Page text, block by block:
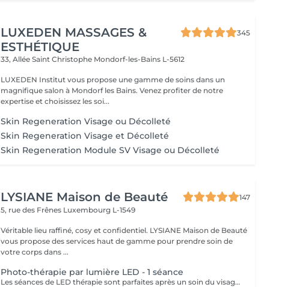
LUXEDEN MASSAGES &
ESTHÉTIQUE
345
33, Allée Saint Christophe Mondorf-les-Bains L-5612
LUXEDEN Institut vous propose une gamme de soins dans un
magnifique salon à Mondorf les Bains. Venez profiter de notre
expertise et choisissez les soi...
Skin Regeneration Visage ou Décolleté
Skin Regeneration Visage et Décolleté
Skin Regeneration Module SV Visage ou Décolleté
LYSIANE Maison de Beauté
147
5, rue des Frênes Luxembourg L-1549
Véritable lieu raffiné, cosy et confidentiel. LYSIANE Maison de Beauté
vous propose des services haut de gamme pour prendre soin de
votre corps dans ...
Photo-thérapie par lumière LED - 1 séance
Les séances de LED thérapie sont parfaites après un soin du visage complet ou ponctuellement, 1 à 2 fois par semaine. Pour un soin anti-âge, la couleur à privilégier est le rouge, elle peut réduire l'inflammation, stimuler la production de collagène et renforcer la peau. La lumière bleue a des propriétés antibactériennes qui préviennent les éruptions cutanées et peut aider à lutter contre l'acné et les dermatoses. La lumière verte dite anti-taches : elle aide à réduire la production de mélanine à l'origine des tâches brunes et cernes hyperpigmentés, tout en calmant la rosacée responsable de rougeurs. La lumière jaune calme les rougeurs, elle améliore la circulation sanguine et lymphatique et a ainsi un effet drainant, anti-oedème. Les séances sont totalement indolores, il n'y a aucune suite et au contraire, la séance est un moment de détente et de relaxation aux vertus anti-inflammatoire et anti-douleurs. Contres indications : Les peaux blessées, brûlées ou irritées Les maladies auto-immunes Epilepsie Port d'un pace maker ou autres implants actifs Grossesse Traitement à base de médicaments photo-sensibilisants